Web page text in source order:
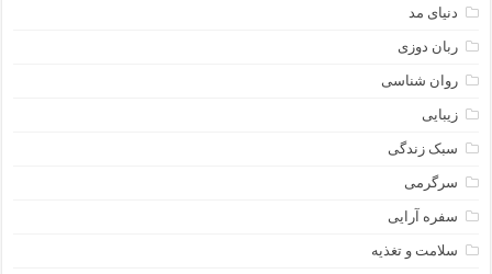
دنیای مد
ربان دوزی
روان شناسی
زیبایی
سبک زندگی
سرگرمی
سفره آرایی
سلامت و تغذیه